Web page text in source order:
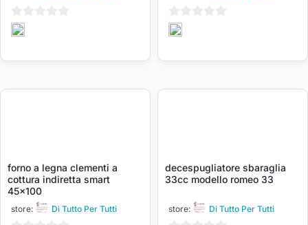
0
5
0
5
forno a legna clementi a
cottura indiretta smart
45×100
store: Di Tutto Per Tutti
decespugliatore sbaraglia
33cc modello romeo 33
store: Di Tutto Per Tutti